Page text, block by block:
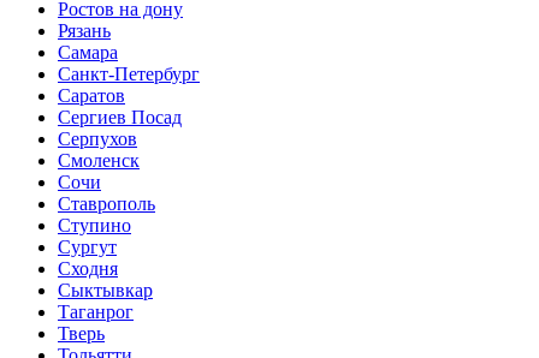
Ростов на дону
Рязань
Самара
Санкт-Петербург
Саратов
Сергиев Посад
Серпухов
Смоленск
Сочи
Ставрополь
Ступино
Сургут
Сходня
Сыктывкар
Таганрог
Тверь